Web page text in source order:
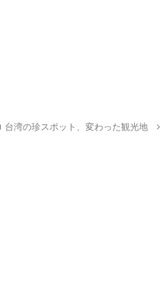
台湾の珍スポット、変わった観光地